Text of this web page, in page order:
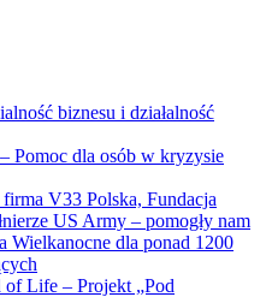
biznesu i działalność
Pomoc dla osób w kryzysie
V33 Polska, Fundacja
US Army – pomogły nam
Wielkanocne dla ponad 1200
of Life – Projekt „Pod